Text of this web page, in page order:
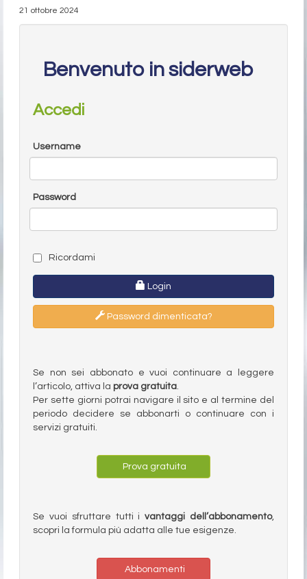
21 ottobre 2024
Benvenuto in siderweb
Accedi
Username
Password
Ricordami
Login
Password dimenticata?
Se non sei abbonato e vuoi continuare a leggere
l’articolo, attiva la prova gratuita.
Per sette giorni potrai navigare il sito e al termine del
periodo decidere se abbonarti o continuare con i
servizi gratuiti.
Prova gratuita
Se vuoi sfruttare tutti ivantaggi dell’abbonamento,
scopri la formula più adatta alle tue esigenze.
Abbonamenti